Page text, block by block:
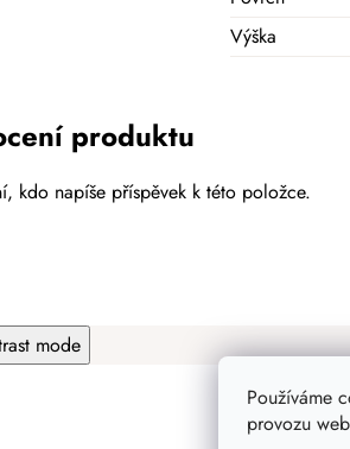
Používáme
provozu
Výška
produktu
kdo napíše příspěvek k této položce.
mode